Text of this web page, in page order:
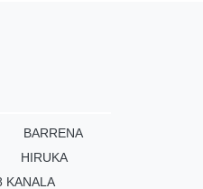
BARRENA
HIRUKA
KANALA